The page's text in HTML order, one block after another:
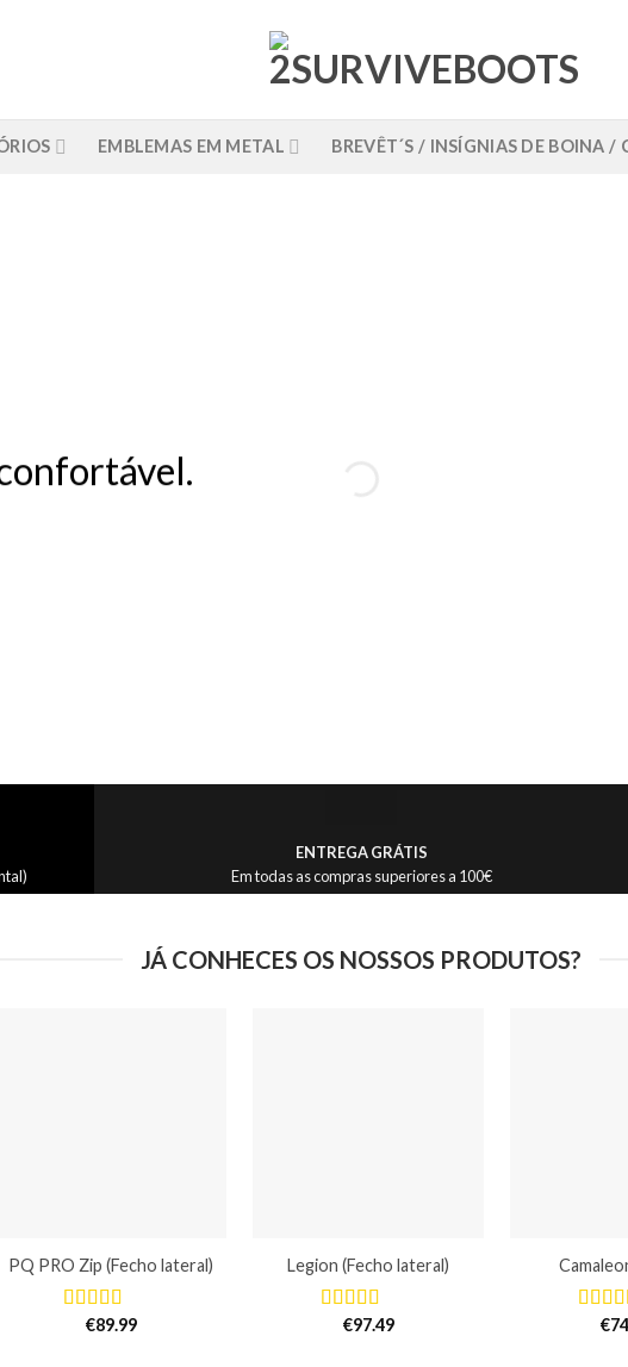
EMBLEMAS EM METAL BREVÊT´S / INSÍGNIAS DE BOINA /
ENTREGA GRÁTIS
Em todas as compras superiores a 100€
JÁ CONHECES OS NOSSOS PRODUTOS?
PQ PRO Zip (Fecho lateral)
Avaliação
€89.99
Legion (Fecho lateral)
Avaliação
€97.49 €